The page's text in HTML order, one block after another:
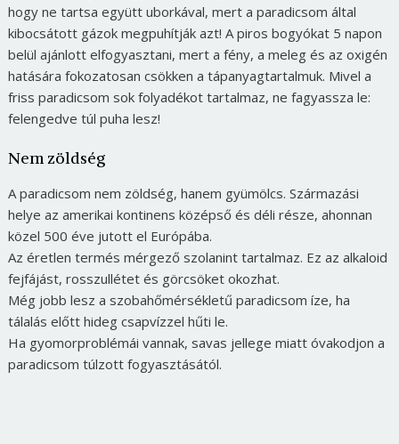
hogy ne tartsa együtt uborkával, mert a paradicsom által
kibocsátott gázok megpuhítják azt! A piros bogyókat 5 napon
belül ajánlott elfogyasztani, mert a fény, a meleg és az oxigén
hatására fokozatosan csökken a tápanyagtartalmuk. Mivel a
friss paradicsom sok folyadékot tartalmaz, ne fagyassza le:
felengedve túl puha lesz!
Nem zöldség
A paradicsom nem zöldség, hanem gyümölcs. Származási
helye az amerikai kontinens középső és déli része, ahonnan
közel 500 éve jutott el Európába.
Az éretlen termés mérgező szolanint tartalmaz. Ez az alkaloid
fejfájást, rosszullétet és görcsöket okozhat.
Még jobb lesz a szobahőmérsékletű paradicsom íze, ha
tálalás előtt hideg csapvízzel hűti le.
Ha gyomorproblémái vannak, savas jellege miatt óvakodjon a
paradicsom túlzott fogyasztásától.